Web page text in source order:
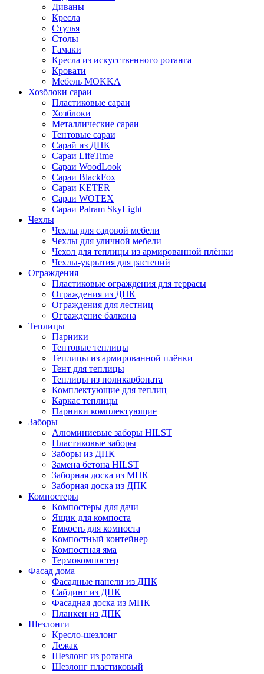
Диваны
Кресла
Стулья
Столы
Гамаки
Кресла из искусственного ротанга
Кровати
Мебель MOKKA
Хозблоки сараи
Пластиковые сараи
Хозблоки
Металлические сараи
Тентовые сараи
Сарай из ДПК
Cараи LifeTime
Cараи WoodLook
Сараи BlackFox
Сараи KETER
Сараи WOTEX
Сараи Palram SkyLight
Чехлы
Чехлы для садовой мебели
Чехлы для уличной мебели
Чехол для теплицы из армированной плёнки
Чехлы-укрытия для растений
Ограждения
Пластиковые ограждения для террасы
Ограждения из ДПК
Ограждения для лестниц
Ограждение балкона
Теплицы
Парники
Тентовые теплицы
Теплицы из армированной плёнки
Тент для теплицы
Теплицы из поликарбоната
Комплектующие для теплиц
Каркас теплицы
Парники комплектующие
Заборы
Алюминиевые заборы HILST
Пластиковые заборы
Заборы из ДПК
Замена бетона HILST
Заборная доска из МПК
Заборная доска из ДПК
Компостеры
Компостеры для дачи
Ящик для компоста
Емкость для компоста
Компостный контейнер
Компостная яма
Термокомпостер
Фасад дома
Фасадные панели из ДПК
Сайдинг из ДПК
Фасадная доска из МПК
Планкен из ДПК
Шезлонги
Кресло-шезлонг
Лежак
Шезлонг из ротанга
Шезлонг пластиковый